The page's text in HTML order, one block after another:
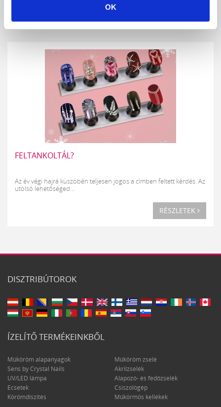
OK
FELTANKOLTÁL?
Az év végi hajrá küszöbén teljesen jogos a címben feltett kérdés. Az
utolsó lehetőséged...
RÉSZLETEK
DISZTRIBÚTOROK
ÍZELÍTŐ TERMÉKEINKBŐL
Műköröm alapanyagok
Műköröm zselé
Sens by Crystal Nails
Akrilzselék
UV/LED lámpa
Alapozó- és fedőzselék
Ecsetek
Csiszológép
Körömdíszítés
Műkörmös kellékek